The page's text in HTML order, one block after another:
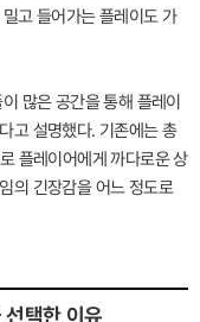
고 들어가는 플레이도 가
많은 공간을 통해 플레이
고 설명했다. 기존에는 총
플레이어에게 까다로운 상
의 긴장감을 어느 정도로
택한 이유